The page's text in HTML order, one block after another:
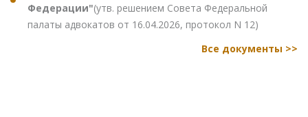
Федерации"(утв. решением Совета Федеральной
палаты адвокатов от 16.04.2026, протокол N 12)
Все документы >>